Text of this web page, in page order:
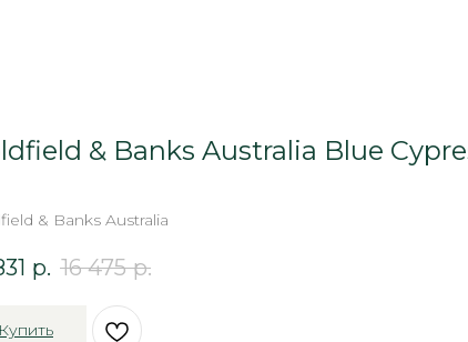
& Banks Australia Blue
& Banks Australia
р. 16 475 р.
Купить